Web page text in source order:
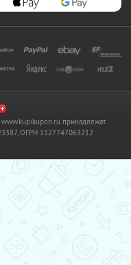
www.kupikupon.ru принадлежат
ОГРН 1127747063212